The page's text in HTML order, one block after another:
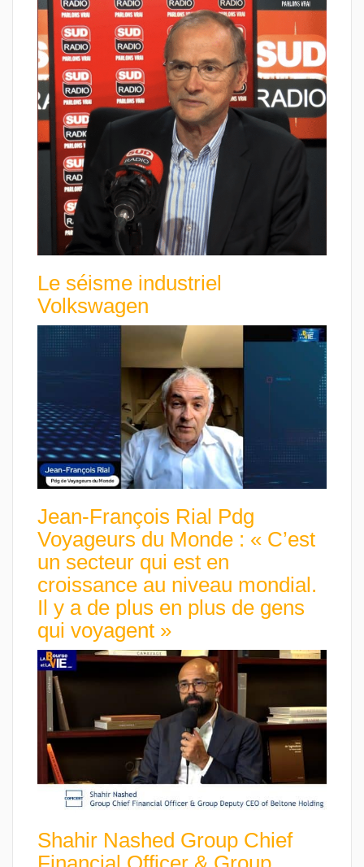
Le séisme industriel
Volkswagen
Jean-François Rial Pdg
Voyageurs du Monde : « C’est
un secteur qui est en
croissance au niveau mondial.
Il y a de plus en plus de gens
qui voyagent »
Shahir Nashed Group Chief